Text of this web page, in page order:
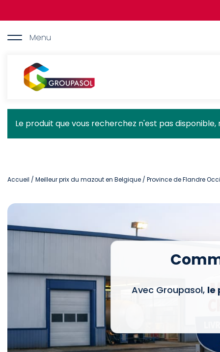
principalMenu
Groupasol
Message
d'état
Le produit que vous recherchez n'est pas
Accueil / Meilleur prix du mazout en Belgique / Province de Flandre
Avec Groupasol, le